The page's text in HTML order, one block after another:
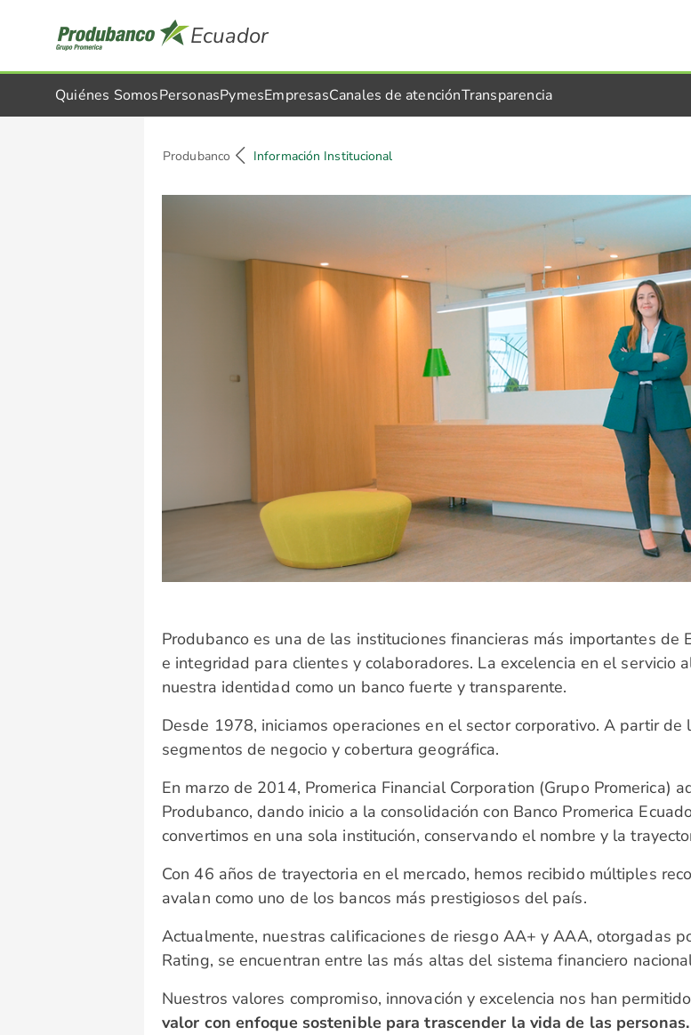
Ecuador
Quiénes SomosPersonasPymesEmpresasCanales de atenciónTransparencia
Información InstitucionalInformación Institucional
Produbanco
Produbanco es una de las instituciones financieras más importantes de
e integridad para clientes y colaboradores. La excelencia en el servicio
nuestra identidad como un banco fuerte y transparente.
Desde 1978, iniciamos operaciones en el sector corporativo. A partir
segmentos de negocio y cobertura geográfica.
En marzo de 2014, Promerica Financial Corporation (Grupo Promerica)
Produbanco, dando inicio a la consolidación con Banco Promerica
convertimos en una sola institución, conservando el nombre y la
Con 46 años de trayectoria en el mercado, hemos recibido múltiples
avalan como uno de los bancos más prestigiosos del país.
Actualmente, nuestras calificaciones de riesgo AA+ y AAA, otorgadas
Rating, se encuentran entre las más altas del sistema financiero
Nuestros valores compromiso, innovación y excelencia nos han
valor con enfoque sostenible para trascender la vida de las personas.